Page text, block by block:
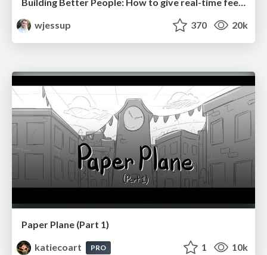
wjessup
370 20k
Paper Plane (Part 1)
katiecoart
PRO 1 10k